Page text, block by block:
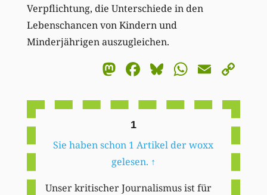
Verpflichtung, die Unterschiede in den
Lebenschancen von Kindern und
Minderjährigen auszugleichen.
Mastodon
Facebook
BlueskyEmail
1
Sie haben schon 1 Artikel der woxx
gelesen. ↑
Unser kritischer Journalismus ist für